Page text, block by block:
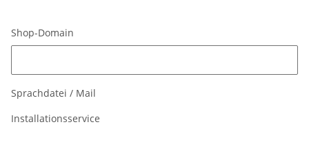
Shop-Domain
Sprachdatei / Mail
Installationsservice